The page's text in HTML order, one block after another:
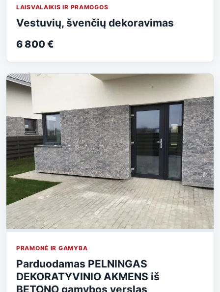
LAISVALAIKIS IR PRAMOGOS
Vestuvių, švenčių dekoravimas
6 800 €
PRAMONĖ IR GAMYBA
Parduodamas PELNINGAS
DEKORATYVINIO AKMENS iš
BETONO gamybos verslas